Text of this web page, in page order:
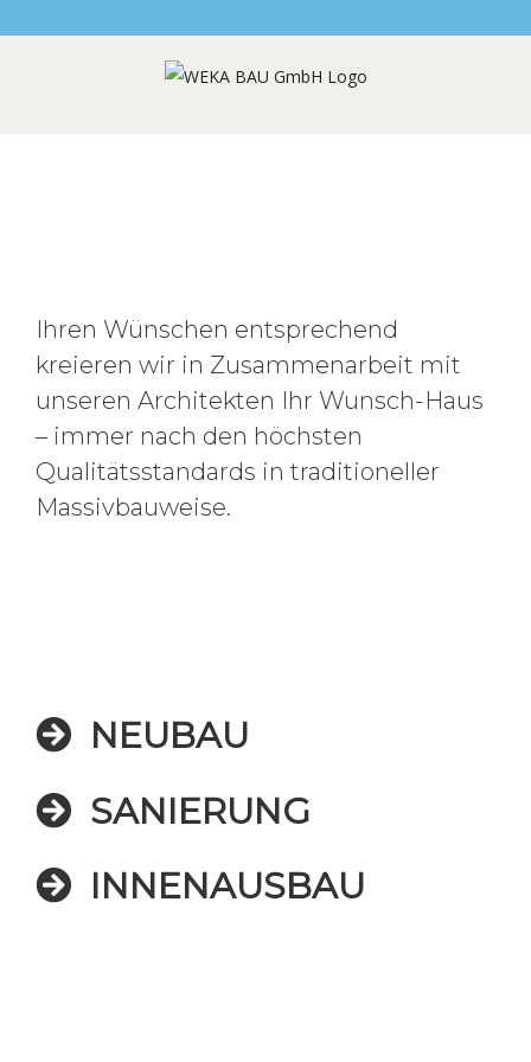
Ihren Wünschen entsprechend
kreieren wir in Zusammenarbeit mit
unseren Architekten Ihr Wunsch-Haus
– immer nach den höchsten
Qualitätsstandards in traditioneller
Massivbauweise.
NEUBAU
SANIERUNG
INNENAUSBAU